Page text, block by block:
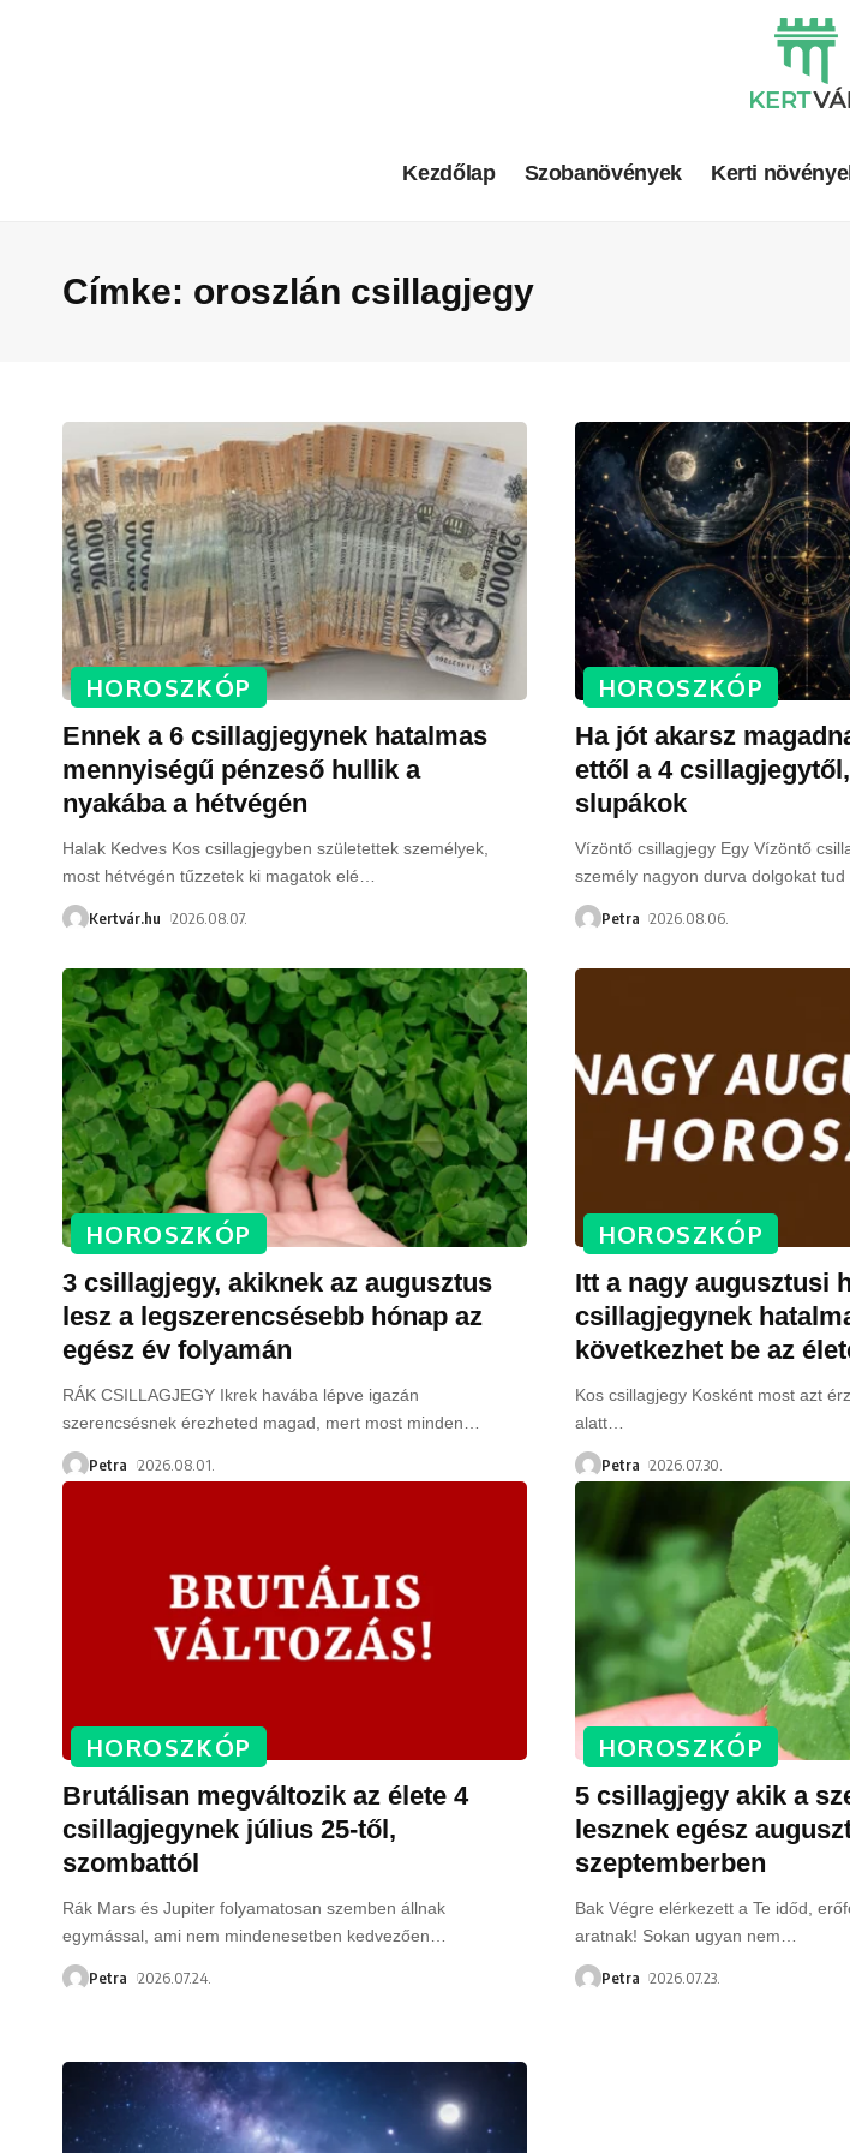
Kezdőlap Szobanövények Kerti
Címke: oroszlán csillagjegy
HOROSZKÓP
Ennek a 6 csillagjegynek hatalmas
mennyiségű pénzeső hullik a
nyakába a hétvégén
Halak Kedves Kos csillagjegyben születettek személyek,
most hétvégén tűzzetek ki magatok elé
Kertvár.hu 2026.08.07.
HOROSZKÓP
Ha jót akarsz
ettől a 4
slupákok
Vízöntő csillagjegy Egy Vízöntő
személy nagyon durva dolgokat tud
Petra 2026.08.06.
HOROSZKÓP
3 csillagjegy, akiknek az augusztus
lesz a legszerencsésebb hónap az
egész év folyamán
RÁK CSILLAGJEGY Ikrek havába lépve igazán
szerencsésnek érezheted magad, mert most minden
Petra 2026.08.01.
HOROSZKÓP
Itt a nagy augusztusi
csillagjegynek
következhet be az
Kos csillagjegy Kosként most azt
alatt…
Petra 2026.07.30.
HOROSZKÓP
Brutálisan megváltozik az élete 4
csillagjegynek július 25-től,
szombattól
Rák Mars és Jupiter folyamatosan szemben állnak
egymással, ami nem mindenesetben kedvezően
Petra 2026.07.24.
HOROSZKÓP
5 csillagjegy akik a
lesznek egész
szeptemberben
Bak Végre elérkezett a Te időd,
aratnak! Sokan ugyan nem
Petra 2026.07.23.